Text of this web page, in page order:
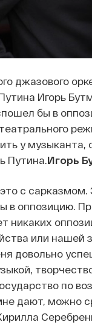
джазового
Игорь
бы в
у музыканта,
Путина.Игорь
с
в оппозицию.
никаких
или
довольно
по
дают, можно